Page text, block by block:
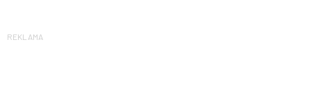
REKLAMA